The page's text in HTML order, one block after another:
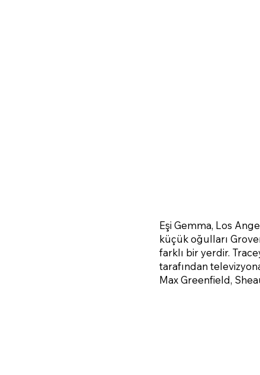
Eşi Gemma, Los
küçük oğulları
farklı bir yerdir.
tarafından
Max Greenfield,